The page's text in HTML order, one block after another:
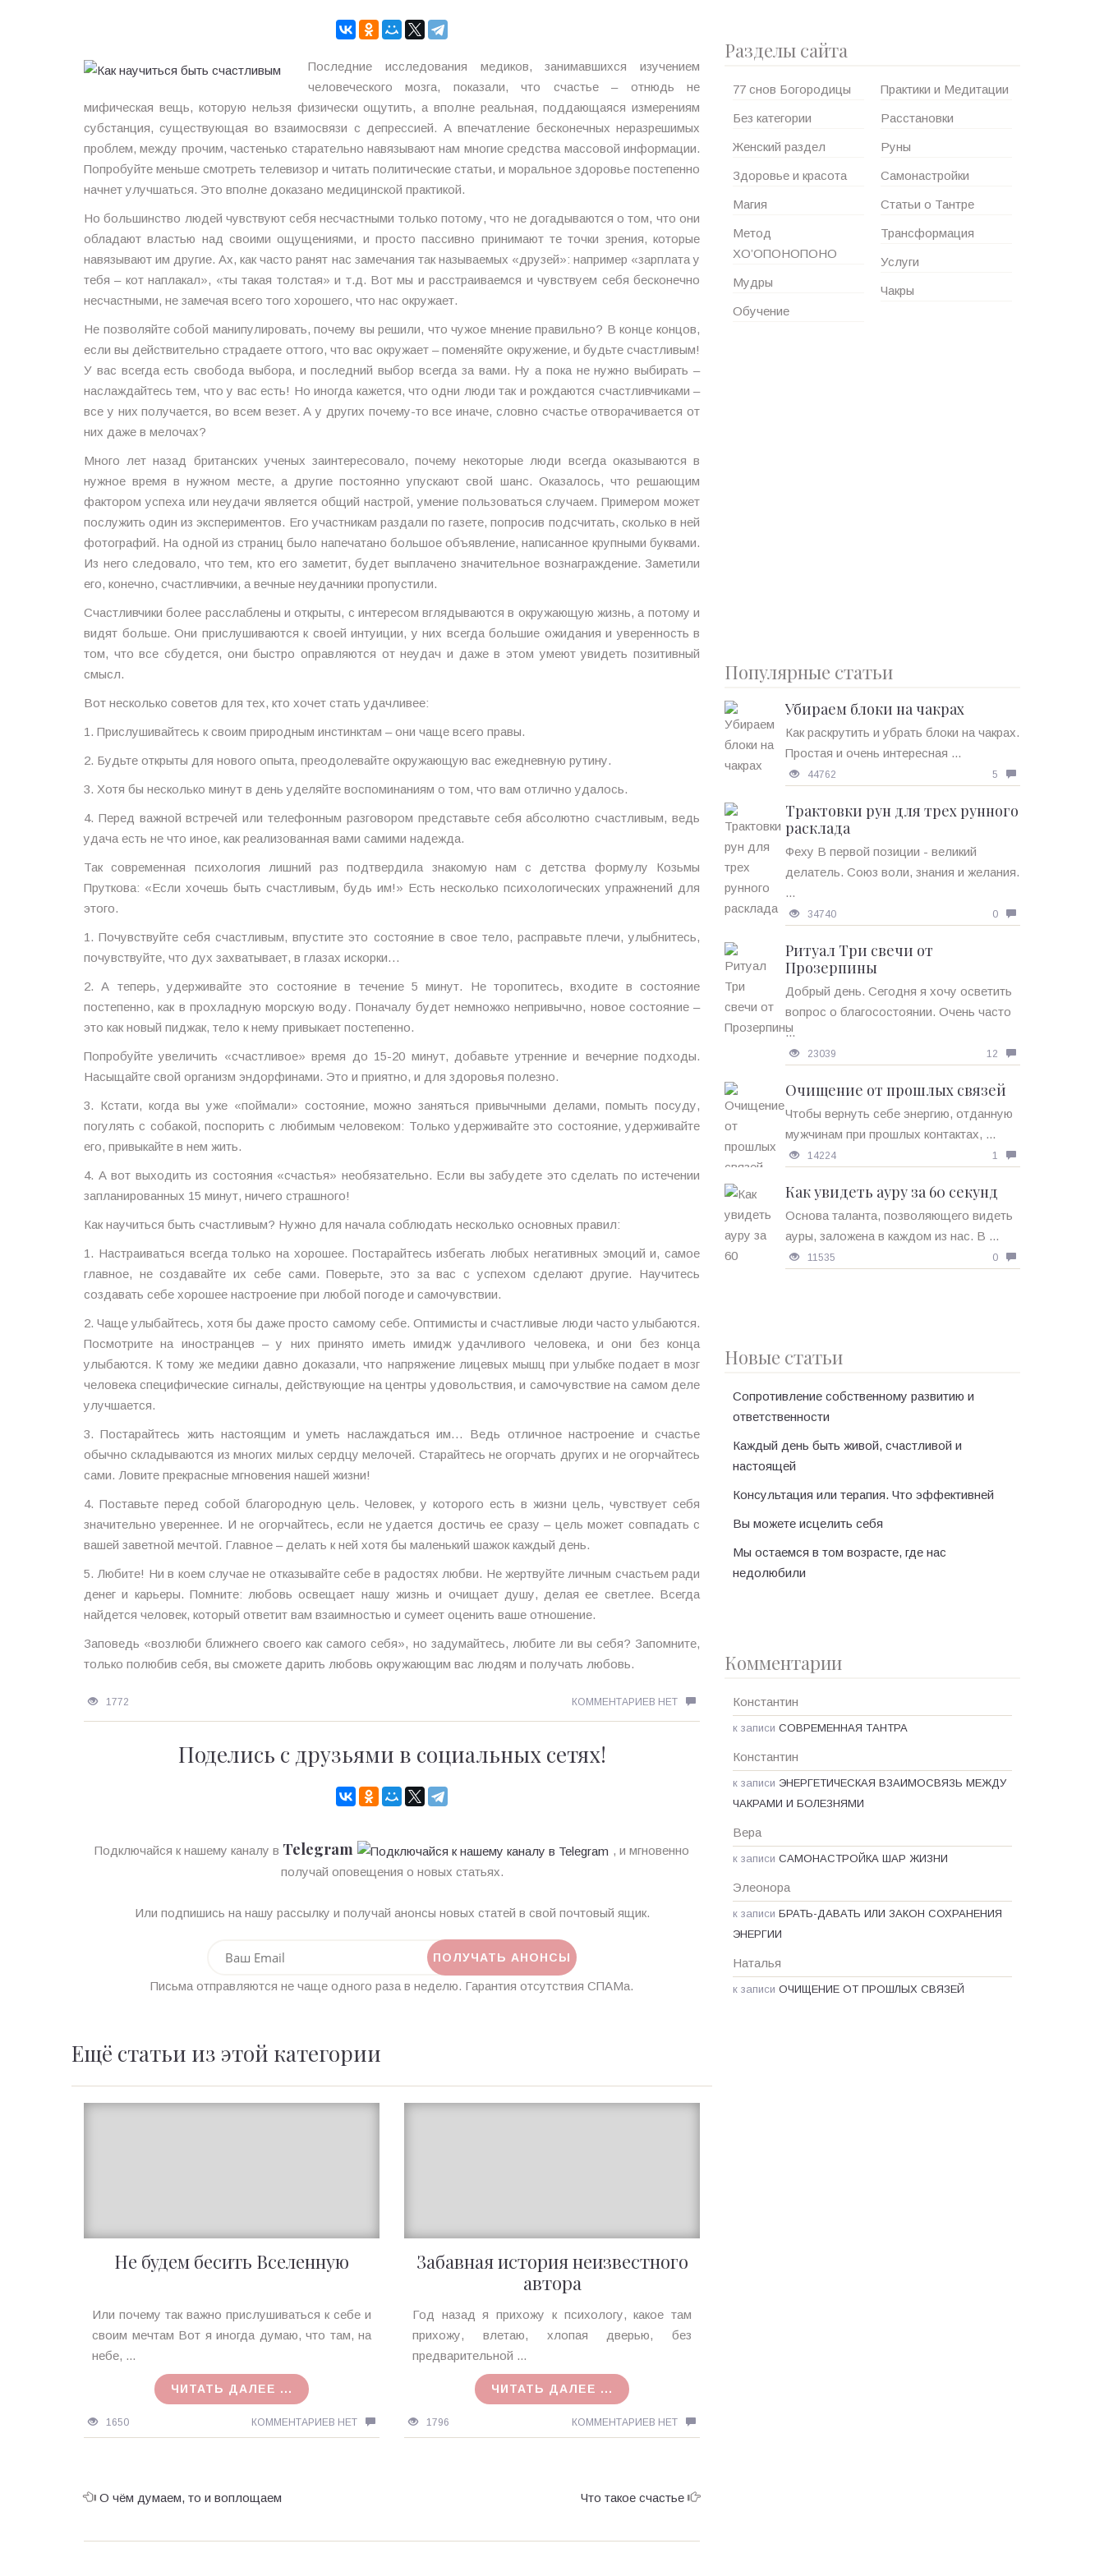
Последние исследования медиков, занимавшихся изучением
человеческого мозга, показали, что счастье – отнюдь не
мифическая вещь, которую нельзя физически ощутить, а вполне реальная, поддающаяся измерениям
субстанция, существующая во взаимосвязи с депрессией. А впечатление бесконечных неразрешимых
проблем, между прочим, частенько старательно навязывают нам многие средства массовой информации.
Попробуйте меньше смотреть телевизор и читать политические статьи, и моральное здоровье постепенно
начнет улучшаться. Это вполне доказано медицинской практикой.
Но большинство людей чувствуют себя несчастными только потому, что не догадываются о том, что они
обладают властью над своими ощущениями, и просто пассивно принимают те точки зрения, которые
навязывают им другие. Ах, как часто ранят нас замечания так называемых «друзей»: например «зарплата у
тебя – кот наплакал», «ты такая толстая» и т.д. Вот мы и расстраиваемся и чувствуем себя бесконечно
несчастными, не замечая всего того хорошего, что нас окружает.
Не позволяйте собой манипулировать, почему вы решили, что чужое мнение правильно? В конце концов,
если вы действительно страдаете оттого, что вас окружает – поменяйте окружение, и будьте счастливым!
У вас всегда есть свобода выбора, и последний выбор всегда за вами. Ну а пока не нужно выбирать –
наслаждайтесь тем, что у вас есть! Но иногда кажется, что одни люди так и рождаются счастливчиками –
все у них получается, во всем везет. А у других почему-то все иначе, словно счастье отворачивается от
них даже в мелочах?
Много лет назад британских ученых заинтересовало, почему некоторые люди всегда оказываются в
нужное время в нужном месте, а другие постоянно упускают свой шанс. Оказалось, что решающим
фактором успеха или неудачи является общий настрой, умение пользоваться случаем. Примером может
послужить один из экспериментов. Его участникам раздали по газете, попросив подсчитать, сколько в ней
фотографий. На одной из страниц было напечатано большое объявление, написанное крупными буквами.
Из него следовало, что тем, кто его заметит, будет выплачено значительное вознаграждение. Заметили
его, конечно, счастливчики, а вечные неудачники пропустили.
Счастливчики более расслаблены и открыты, с интересом вглядываются в окружающую жизнь, а потому и
видят больше. Они прислушиваются к своей интуиции, у них всегда большие ожидания и уверенность в
том, что все сбудется, они быстро оправляются от неудач и даже в этом умеют увидеть позитивный
смысл.
Вот несколько советов для тех, кто хочет стать удачливее:
1. Прислушивайтесь к своим природным инстинктам – они чаще всего правы.
2. Будьте открыты для нового опыта, преодолевайте окружающую вас ежедневную рутину.
3. Хотя бы несколько минут в день уделяйте воспоминаниям о том, что вам отлично удалось.
4. Перед важной встречей или телефонным разговором представьте себя абсолютно счастливым, ведь
удача есть не что иное, как реализованная вами самими надежда.
Так современная психология лишний раз подтвердила знакомую нам с детства формулу Козьмы
Пруткова: «Если хочешь быть счастливым, будь им!» Есть несколько психологических упражнений для
этого.
1. Почувствуйте себя счастливым, впустите это состояние в свое тело, расправьте плечи, улыбнитесь,
почувствуйте, что дух захватывает, в глазах искорки…
2. А теперь, удерживайте это состояние в течение 5 минут. Не торопитесь, входите в состояние
постепенно, как в прохладную морскую воду. Поначалу будет немножко непривычно, новое состояние –
это как новый пиджак, тело к нему привыкает постепенно.
Попробуйте увеличить «счастливое» время до 15-20 минут, добавьте утренние и вечерние подходы.
Насыщайте свой организм эндорфинами. Это и приятно, и для здоровья полезно.
3. Кстати, когда вы уже «поймали» состояние, можно заняться привычными делами, помыть посуду,
погулять с собакой, поспорить с любимым человеком: Только удерживайте это состояние, удерживайте
его, привыкайте в нем жить.
4. А вот выходить из состояния «счастья» необязательно. Если вы забудете это сделать по истечении
запланированных 15 минут, ничего страшного!
Как научиться быть счастливым? Нужно для начала соблюдать несколько основных правил:
1. Настраиваться всегда только на хорошее. Постарайтесь избегать любых негативных эмоций и, самое
главное, не создавайте их себе сами. Поверьте, это за вас с успехом сделают другие. Научитесь
создавать себе хорошее настроение при любой погоде и самочувствии.
2. Чаще улыбайтесь, хотя бы даже просто самому себе. Оптимисты и счастливые люди часто улыбаются.
Посмотрите на иностранцев – у них принято иметь имидж удачливого человека, и они без конца
улыбаются. К тому же медики давно доказали, что напряжение лицевых мышц при улыбке подает в мозг
человека специфические сигналы, действующие на центры удовольствия, и самочувствие на самом деле
улучшается.
3. Постарайтесь жить настоящим и уметь наслаждаться им… Ведь отличное настроение и счастье
обычно складываются из многих милых сердцу мелочей. Старайтесь не огорчать других и не огорчайтесь
сами. Ловите прекрасные мгновения нашей жизни!
4. Поставьте перед собой благородную цель. Человек, у которого есть в жизни цель, чувствует себя
значительно увереннее. И не огорчайтесь, если не удается достичь ее сразу – цель может совпадать с
вашей заветной мечтой. Главное – делать к ней хотя бы маленький шажок каждый день.
5. Любите! Ни в коем случае не отказывайте себе в радостях любви. Не жертвуйте личным счастьем ради
денег и карьеры. Помните: любовь освещает нашу жизнь и очищает душу, делая ее светлее. Всегда
найдется человек, который ответит вам взаимностью и сумеет оценить ваше отношение.
Заповедь «возлюби ближнего своего как самого себя», но задумайтесь, любите ли вы себя? Запомните,
только полюбив себя, вы сможете дарить любовь окружающим вас людям и получать любовь.
1772 КОММЕНТАРИЕВ НЕТ
Поделись с друзьями в социальных сетях!
Подключайся к нашему каналу в Telegram
, и мгновенно
получай оповещения о новых статьях.
Или подпишись на нашу рассылку и получай анонсы новых статей в свой почтовый ящик.
Письма отправляются не чаще одного раза в неделю. Гарантия отсутствия СПАМа.
Ещё статьи из этой категории
Не будем бесить Вселенную
Ирина
MagicTantra
12.09.2016
Или почему так важно прислушиваться к себе и
своим мечтам Вот я иногда думаю, что там, на
небе, ...
ЧИТАТЬ ДАЛЕЕ ...
1650 КОММЕНТАРИЕВ НЕТ
Забавная история неизвестного
автора
Ирина
MagicTantra
03.02.2018
Год назад я прихожу к психологу, какое там
прихожу, влетаю, хлопая дверью, без
предварительной ...
ЧИТАТЬ ДАЛЕЕ ...
1796 КОММЕНТАРИЕВ НЕТ
О чём думаем, то и воплощаем Что такое счастье
Разделы сайта
77 снов Богородицы
Без категории
Женский раздел
Здоровье и красота
Магия
Метод
ХО’ОПОНОПОНО
Мудры
Обучение
Практики и Медитации
Расстановки
Руны
Самонастройки
Статьи о Тантре
Трансформация
Услуги
Чакры
Популярные статьи
Убираем блоки на чакрах
Как раскрутить и убрать блоки на чакрах.
Простая и очень интересная ...
44762 5
Трактовки рун для трех рунного
расклада
Феху В первой позиции - великий
делатель. Союз воли, знания и желания.
...
34740 0
Ритуал Три свечи от
Прозерпины
Добрый день. Сегодня я хочу осветить
вопрос о благосостоянии. Очень часто
...
23039 12
Очищение от прошлых связей
Чтобы вернуть себе энергию, отданную
мужчинам при прошлых контактах, ...
14224 1
Как увидеть ауру за 60 секунд
Основа таланта, позволяющего видеть
ауры, заложена в каждом из нас. В ...
11535 0
Новые статьи
Сопротивление собственному развитию и
ответственности
Каждый день быть живой, счастливой и
настоящей
Консультация или терапия. Что эффективней
Вы можете исцелить себя
Мы остаемся в том возрасте, где нас
недолюбили
Комментарии
Константин
к записи СОВРЕМЕННАЯ ТАНТРА
Константин
к записи ЭНЕРГЕТИЧЕСКАЯ ВЗАИМОСВЯЗЬ МЕЖДУ
ЧАКРАМИ И БОЛЕЗНЯМИ
Вера
к записи САМОНАСТРОЙКА ШАР ЖИЗНИ
Элеонора
к записи БРАТЬ-ДАВАТЬ ИЛИ ЗАКОН СОХРАНЕНИЯ
ЭНЕРГИИ
Наталья
к записи ОЧИЩЕНИЕ ОТ ПРОШЛЫХ СВЯЗЕЙ